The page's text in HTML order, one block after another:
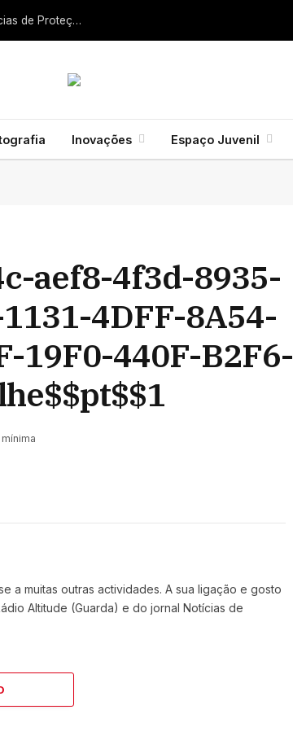
Liga dos Bombeiros quer fazer nascer licenciatura em Ciências de Proteção Civil e Bombeiros
Inovações Espaço Juvenil
aef8-4f3d-8935-
4DFF-8A54-
19F0-440F-B2F6-
mínima
a muitas outras actividades. A sua ligação e gosto
Altitude (Guarda) e do jornal Notícias de